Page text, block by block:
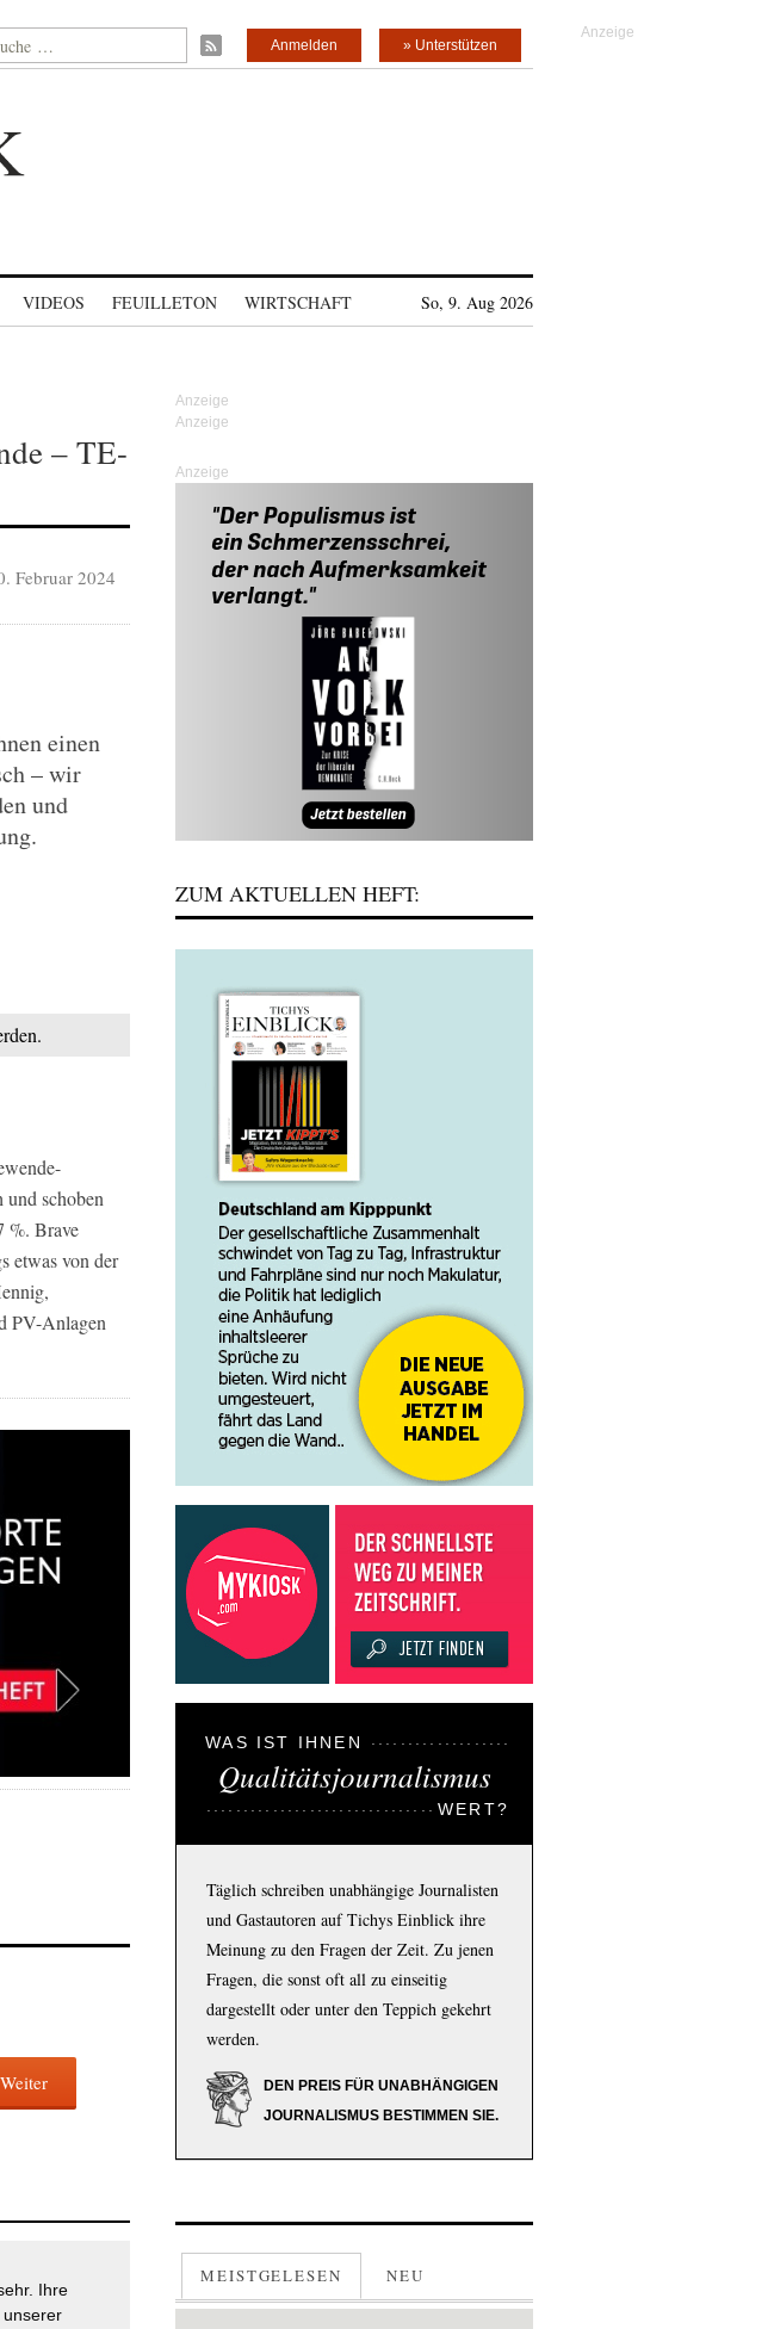
» Unterstützen
Anmelden
VIDEOS FEUILLETON WIRTSCHAFT So, 9. Aug 2026
– TE-
Februar 2024
einen
– wir
und
schoben
%. Brave
etwas von der
PV-Anlagen
Weiter
Ihre
unserer
Anzeige
ZUM AKTUELLEN HEFT:
WAS IST IHNEN
Qualitätsjournalismus
WERT?
Täglich schreiben unabhängige Journalisten
und Gastautoren auf Tichys Einblick ihre
Meinung zu den Fragen der Zeit. Zu jenen
Fragen, die sonst oft all zu einseitig
dargestellt oder unter den Teppich gekehrt
werden.
DEN PREIS FÜR UNABHÄNGIGEN
JOURNALISMUS BESTIMMEN SIE.
MEISTGELESEN NEU